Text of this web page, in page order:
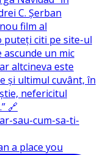
a place you